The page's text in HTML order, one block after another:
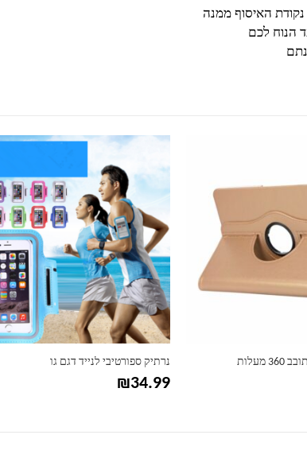
האיסוף ממנה
הנוח לכם
מעלות נרתיק ספורטיבי לנייד דגם גו
₪34.99
למוצר זה יש מספר סוגים. ניתן לבחור את האפשרויות בעמוד המוצר